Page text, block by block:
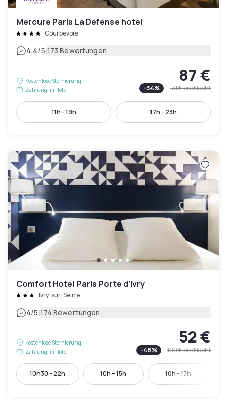
Mercure Paris La Defense hotel
Courbevoie
4.4/5|173 Bewertungen
Kostenlose Stornierung
Zahlung im Hotel
87 €
-34% 131 €pro Nacht
11h - 19h 17h - 23h
Comfort Hotel Paris Porte d’Ivry
Ivry-sur-Seine
4/5|174 Bewertungen
Kostenlose Stornierung
Zahlung im Hotel
52 €
-48% 100 €pro Nacht
10h30 - 22h 10h - 15h 10h - 17h